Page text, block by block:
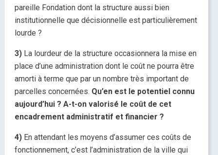
pareille Fondation dont la structure aussi bien
institutionnelle que décisionnelle est particulièrement
lourde ?
3) La lourdeur de la structure occasionnera la mise en
place d’une administration dont le coût ne pourra être
amorti à terme que par un nombre très important de
parcelles concernées. Qu’en est le potentiel connu
aujourd’hui ? A-t-on valorisé le coût de cet
encadrement administratif et financier ?
4) En attendant les moyens d’assumer ces coûts de
fonctionnement, c’est l’administration de la ville qui